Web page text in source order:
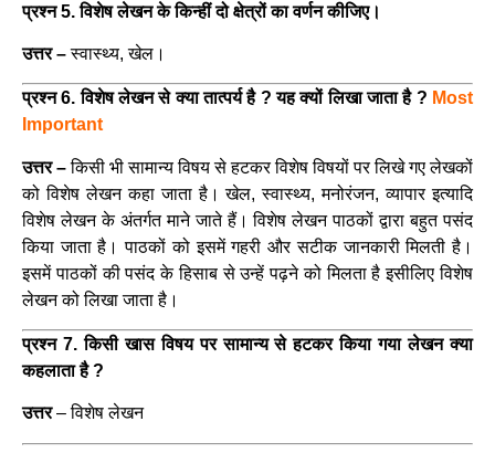
प्रश्न 5. विशेष लेखन के किन्हीं दो क्षेत्रों का वर्णन कीजिए।
उत्तर –स्वास्थ्य, खेल।
प्रश्न 6. विशेष लेखन से क्या तात्पर्य है ? यह क्यों लिखा जाता है ? Most
Important
उत्तर –किसी भी सामान्य विषय से हटकर विशेष विषयों पर लिखे गए लेखकों
को विशेष लेखन कहा जाता है। खेल, स्वास्थ्य, मनोरंजन, व्यापार इत्यादि
विशेष लेखन के अंतर्गत माने जाते हैं। विशेष लेखन पाठकों द्वारा बहुत पसंद
किया जाता है। पाठकों को इसमें गहरी और सटीक जानकारी मिलती है।
इसमें पाठकों की पसंद के हिसाब से उन्हें पढ़ने को मिलता है इसीलिए विशेष
लेखन को लिखा जाता है।
प्रश्न 7. किसी खास विषय पर सामान्य से हटकर किया गया लेखन क्या
कहलाता है ?
उत्तर– विशेष लेखन